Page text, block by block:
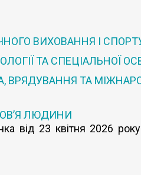
ВИХОВАННЯ І
ТА СПЕЦІАЛЬНОЇ
ВРЯДУВАННЯ ТА
ЛЮДИНИ
від 23 квітня 2026